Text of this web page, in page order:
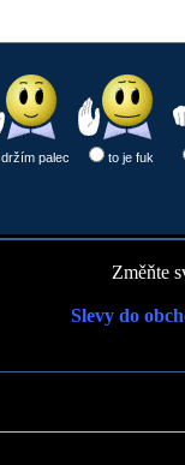
držím palec
to je fuk
Změňte
Slevy do